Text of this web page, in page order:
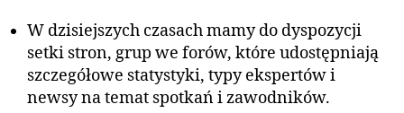
W dzisiejszych czasach mamy do dyspozycji
setki stron, grup we forów, które udostępniają
szczegółowe statystyki, typy ekspertów i
newsy na temat spotkań i zawodników.